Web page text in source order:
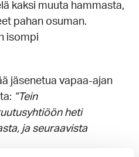
kaksi muuta hammasta,
pahan osuman.
isompi
jäsenetua vapaa-ajan
”Tein
heti
ja seuraavista